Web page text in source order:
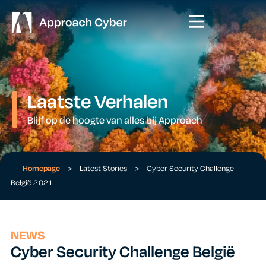
Laatste Verhalen
Blijf op de hoogte van alles bij Approach
Homepage > Latest Stories >
Cyber Security Challenge
België 2021
NEWS
Cyber Security Challenge België